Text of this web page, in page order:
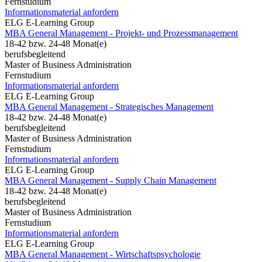
Informationsmaterial anfordern
ELG E-Learning Group
MBA General Management - Projekt- und Prozessmanagement
18-42 bzw. 24-48 Monat(e)
berufsbegleitend
Master of Business Administration
Fernstudium
Informationsmaterial anfordern
ELG E-Learning Group
MBA General Management - Strategisches Management
18-42 bzw. 24-48 Monat(e)
berufsbegleitend
Master of Business Administration
Fernstudium
Informationsmaterial anfordern
ELG E-Learning Group
MBA General Management - Supply Chain Management
18-42 bzw. 24-48 Monat(e)
berufsbegleitend
Master of Business Administration
Fernstudium
Informationsmaterial anfordern
ELG E-Learning Group
MBA General Management - Wirtschaftspsychologie